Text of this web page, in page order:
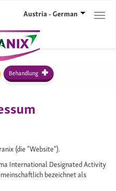
Austria - German
Behandlung
(die “Website”).
International Designated Activity
bezeichnet als